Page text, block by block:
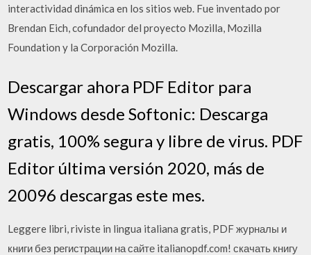
interactividad dinámica en los sitios web. Fue inventado por
Brendan Eich, cofundador del proyecto Mozilla, Mozilla
Foundation y la Corporación Mozilla.
Descargar ahora PDF Editor para
Windows desde Softonic: Descarga
gratis, 100% segura y libre de virus. PDF
Editor última versión 2020, más de
20096 descargas este mes.
Leggere libri, riviste in lingua italiana gratis, PDF журналы и
книги без регистрации на сайте italianopdf.com! скачать книгу